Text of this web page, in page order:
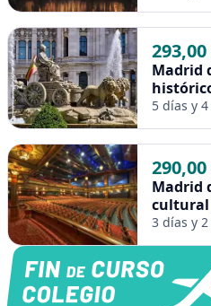
293,00
Madrid
5 días y
290,00
Madrid
cultural
3 días y